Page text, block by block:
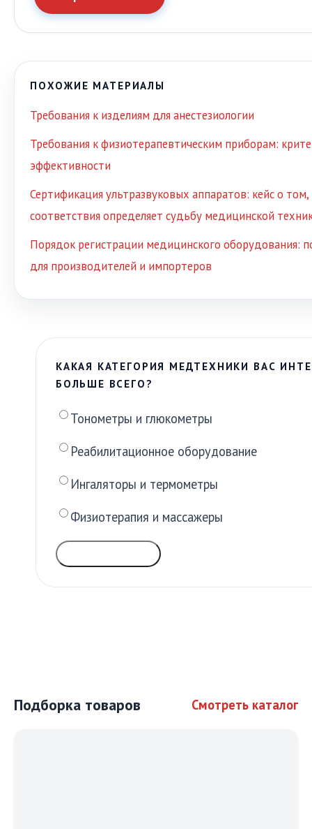
ПОХОЖИЕ МАТЕРИАЛЫ
Требования к изделиям для анестезиологии
Требования к физиотерапевтическим приборам:
эффективности
Сертификация ультразвуковых аппаратов: кейс о
соответствия определяет судьбу медицинской
Порядок регистрации медицинского оборудования:
для производителей и импортеров
КАКАЯ КАТЕГОРИЯ МЕДТЕХНИКИ ВАС
БОЛЬШЕ ВСЕГО?
Тонометры и глюкометры
Реабилитационное оборудование
Ингаляторы и термометры
Физиотерапия и массажеры
Подборка товаров Смотреть каталог